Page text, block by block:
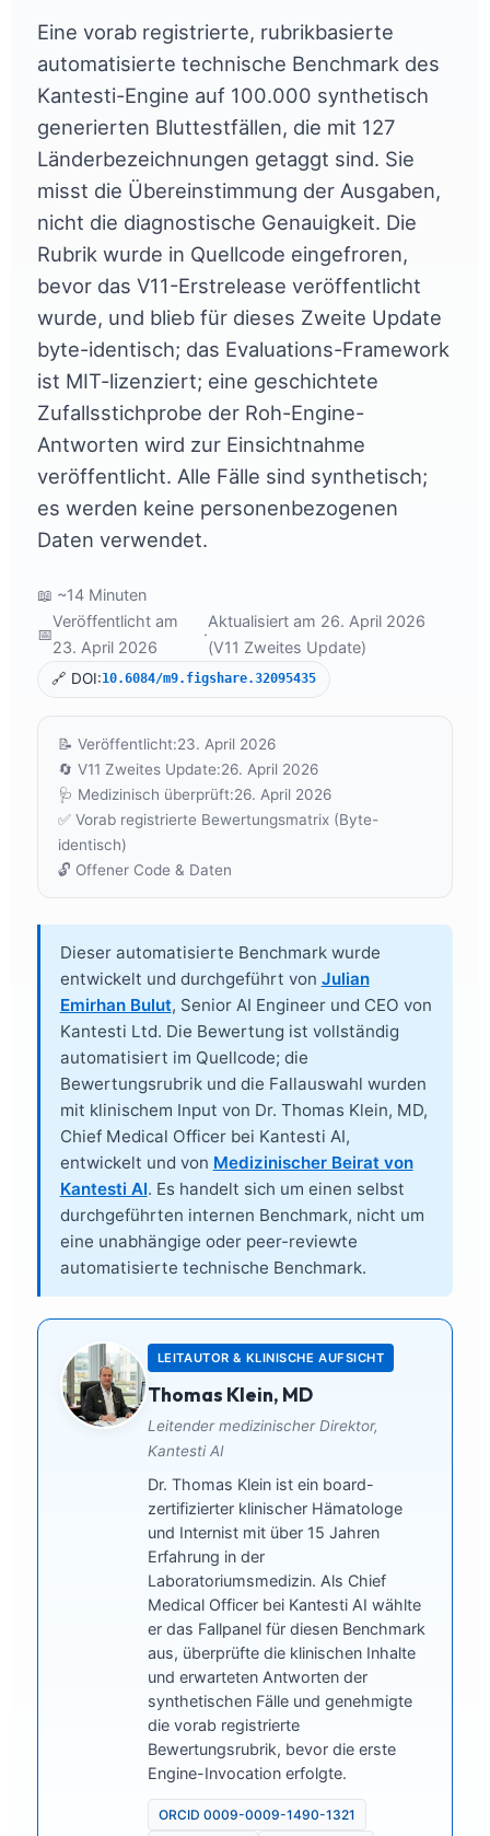
Eine vorab registrierte, rubrikbasierte
automatisierte technische Benchmark des
Kantesti-Engine auf 100.000 synthetisch
generierten Bluttestfällen, die mit 127
Länderbezeichnungen getaggt sind. Sie
misst die Übereinstimmung der Ausgaben,
nicht die diagnostische Genauigkeit. Die
Rubrik wurde in Quellcode eingefroren,
bevor das V11-Erstrelease veröffentlicht
wurde, und blieb für dieses Zweite Update
byte-identisch; das Evaluations-Framework
ist MIT-lizenziert; eine geschichtete
Zufallsstichprobe der Roh-Engine-
Antworten wird zur Einsichtnahme
veröffentlicht. Alle Fälle sind synthetisch;
es werden keine personenbezogenen
Daten verwendet.
📖 ~14 Minuten
📅
Veröffentlicht am
23. April 2026
·
Aktualisiert am 26. April 2026
(V11 Zweites Update)
🔗 DOI:10.6084/m9.figshare.32095435
📝 Veröffentlicht:23. April 2026
🔄 V11 Zweites Update:26. April 2026
🩺 Medizinisch überprüft:26. April 2026
✅ Vorab registrierte Bewertungsmatrix (Byte-
identisch)
🔓 Offener Code & Daten
Dieser automatisierte Benchmark wurde
entwickelt und durchgeführt von Julian
Emirhan Bulut, Senior AI Engineer und CEO von
Kantesti Ltd. Die Bewertung ist vollständig
automatisiert im Quellcode; die
Bewertungsrubrik und die Fallauswahl wurden
mit klinischem Input von Dr. Thomas Klein, MD,
Chief Medical Officer bei Kantesti AI,
entwickelt und von Medizinischer Beirat von
Kantesti AI. Es handelt sich um einen selbst
durchgeführten internen Benchmark, nicht um
eine unabhängige oder peer-reviewte
automatisierte technische Benchmark.
LEITAUTOR & KLINISCHE AUFSICHT
Thomas Klein, MD
Leitender medizinischer Direktor,
Kantesti AI
Dr. Thomas Klein ist ein board-
zertifizierter klinischer Hämatologe
und Internist mit über 15 Jahren
Erfahrung in der
Laboratoriumsmedizin. Als Chief
Medical Officer bei Kantesti AI wählte
er das Fallpanel für diesen Benchmark
aus, überprüfte die klinischen Inhalte
und erwarteten Antworten der
synthetischen Fälle und genehmigte
die vorab registrierte
Bewertungsrubrik, bevor die erste
Engine-Invocation erfolgte.
ORCID 0009-0009-1490-1321